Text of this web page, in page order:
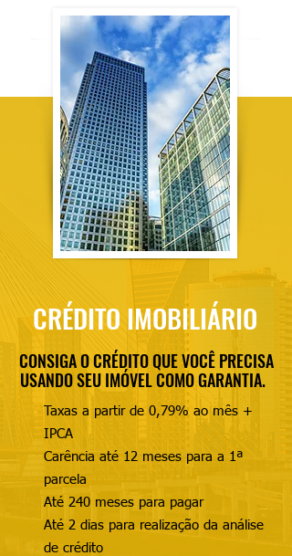
CRÉDITO IMOBILIÁRIO
CONSIGA O CRÉDITO QUE VOCÊ PRECISA
USANDO SEU IMÓVEL COMO GARANTIA.
Taxas a partir de 0,79% ao mês +
IPCA
Carência até 12 meses para a 1ª
parcela
Até 240 meses para pagar
Até 2 dias para realização da análise
de crédito